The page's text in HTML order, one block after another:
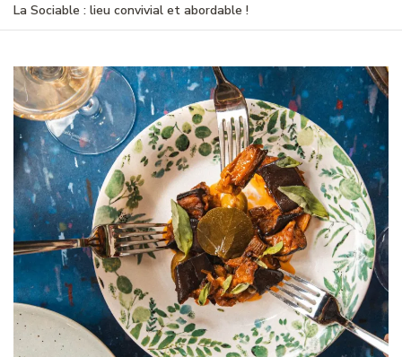
La Sociable : lieu convivial et abordable !